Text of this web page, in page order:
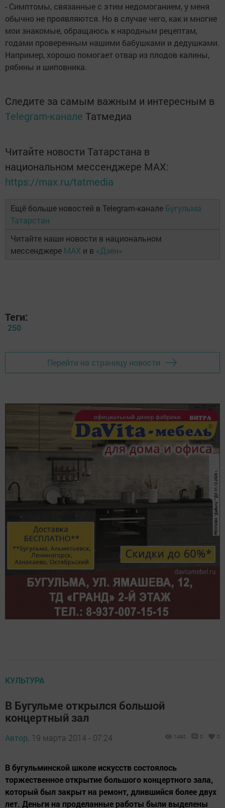
- Симптомы, связанные с этим недомоганием, у меня
обычно не проявляются. Но в случае чего, как и многие
мои знакомые, обращаюсь к народным рецептам,
годами проверенным нашими бабушками и дедушками.
Например, хорошо помогает отвар из плодов калины,
рябины и шиповника.
Следите за самым важным и интересным в
Telegram-канале Татмедиа
Читайте новости Татарстана в
национальном мессенджере MАХ:
https://max.ru/tatmedia
Ещё больше новостей в Telegram-канале Бугульма
Татарстан
Читайте наши новости в национальном
мессенджере MAX и в «Дзен»
Теги:
250
Перейти на страницу новости
КУЛЬТУРА
В Бугульме открылся большой
концертный зал
Автор, 19 марта 2014 - 07:24 1490 0 0
В бугульминской школе искусств состоялось
торжественное открытие большого концертного зала,
который был закрыт на ремонт, длившийся более двух
лет. Деньги на проделанные работы были выделены